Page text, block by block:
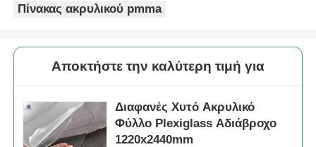
Πίνακας ακρυλικού pmma
Αποκτήστε την καλύτερη τιμή για
Διαφανές Χυτό Ακρυλικό
Φύλλο Plexiglass Αδιάβροχο
1220x2440mm